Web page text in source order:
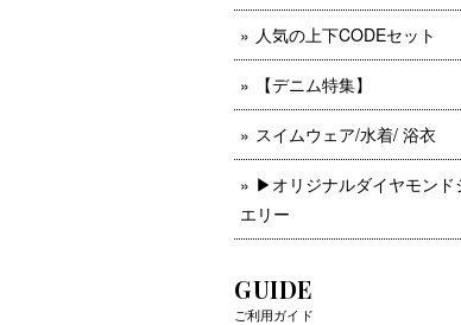
人気の上下CODEセット
【デニム特集】
スイムウェア/水着/ 浴衣
▶︎オリジナルダイヤモンド
エリー
GUIDE
ご利用ガイド